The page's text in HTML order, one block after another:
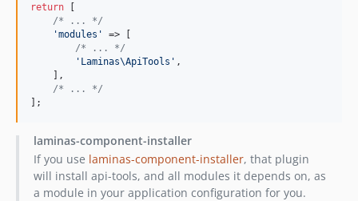
return [
/* ... */
'modules '
=> [
/* ... */
' Laminas\ApiTools ' ,
    ],
/* ... */
];
laminas-component-installer
If you use laminas-component-installer, that plugin
will install api-tools, and all modules it depends on, as
a module in your application configuration for you.